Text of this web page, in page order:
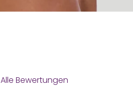
Alle Bewertungen